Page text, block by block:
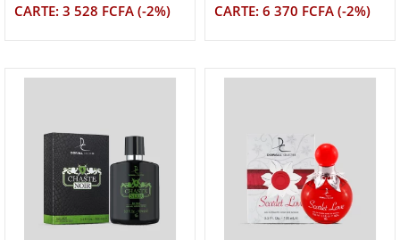
CARTE: 3 528 FCFA (-2%)
CARTE: 6 370 FCFA (-2%)